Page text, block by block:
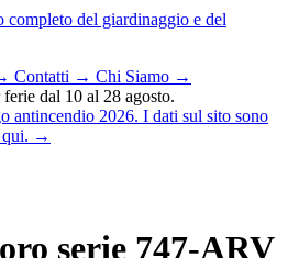
completo del giardinaggio e del
Contatti → Chi Siamo →
dal 10 al 28 agosto.
antincendio 2026. I dati sul sito sono
→
serie 747-ARV